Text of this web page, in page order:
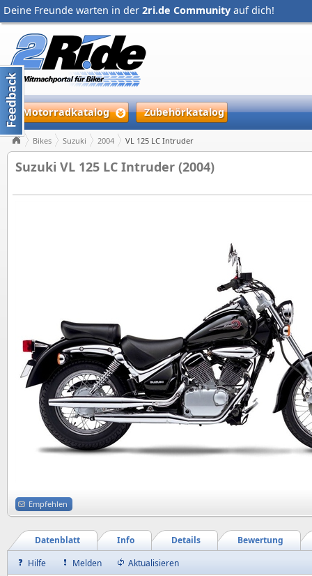
Deine Freunde warten in der 2ri.de Community auf dich!
Motorradkatalog Zubehörkatalog
Bikes Suzuki 2004 VL 125 LC Intruder
Suzuki VL 125 LC Intruder (2004)
Empfehlen
Bewertung
Details
Info
Datenblatt
Hilfe
Melden Aktualisieren